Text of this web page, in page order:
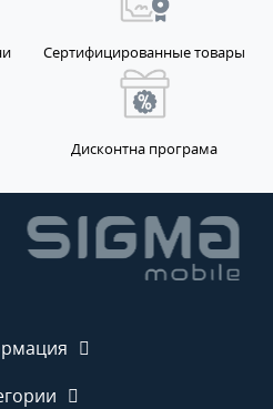
Сертифицированные товары
Дисконтна програма